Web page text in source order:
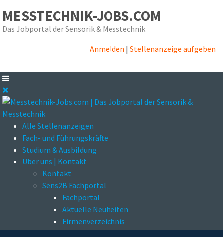
MESSTECHNIK-JOBS.COM
Das Jobportal der Sensorik & Messtechnik
Anmelden | Stellenanzeige aufgeben
Alle Stellenanzeigen
Fach- und Führungskräfte
Studium & Ausbildung
Über uns | Kontakt
Kontakt
Sens2B Fachportal
Fachportal
Aktuelle Neuheiten
Firmenverzeichnis